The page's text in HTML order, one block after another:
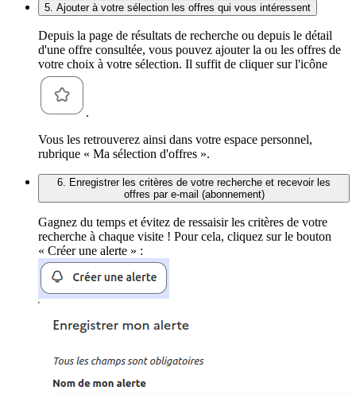
5. Ajouter à votre sélection les offres qui vous intéressent
Depuis la page de résultats de recherche ou depuis le détail
d'une offre consultée, vous pouvez ajouter la ou les offres de
votre choix à votre sélection. Il suffit de cliquer sur l'icône
.
Vous les retrouverez ainsi dans votre espace personnel,
rubrique « Ma sélection d'offres ».
6. Enregistrer les critères de votre recherche et recevoir les
offres par e-mail (abonnement)
Gagnez du temps et évitez de ressaisir les critères de votre
recherche à chaque visite ! Pour cela, cliquez sur le bouton
« Créer une alerte » :